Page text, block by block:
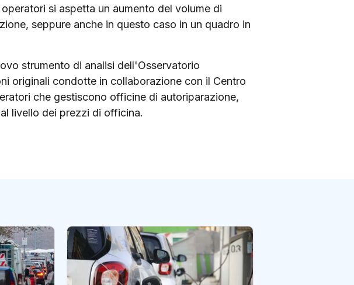
si aspetta un aumento del volume di
seppure anche in questo caso in un quadro in
strumento di analisi dell'Osservatorio
originali condotte in collaborazione con il Centro
che gestiscono officine di autoriparazione,
livello dei prezzi di officina.